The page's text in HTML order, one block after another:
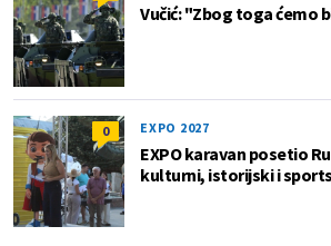
Vučić: "Zbog toga ćemo
0 EXPO 2027
EXPO karavan posetio
kulturni, istorijski i